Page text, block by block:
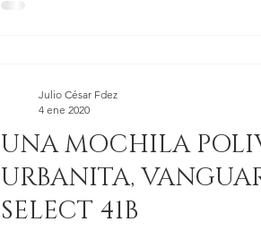
UNA MOCHILA
URBANITA,
SELECT 41B
Julio César Fdez
4 ene 2020